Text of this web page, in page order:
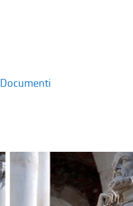
Documenti